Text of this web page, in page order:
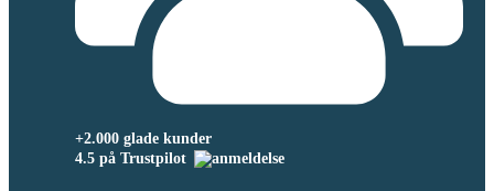
+2.000 glade kunder
4.5 på Trustpilot